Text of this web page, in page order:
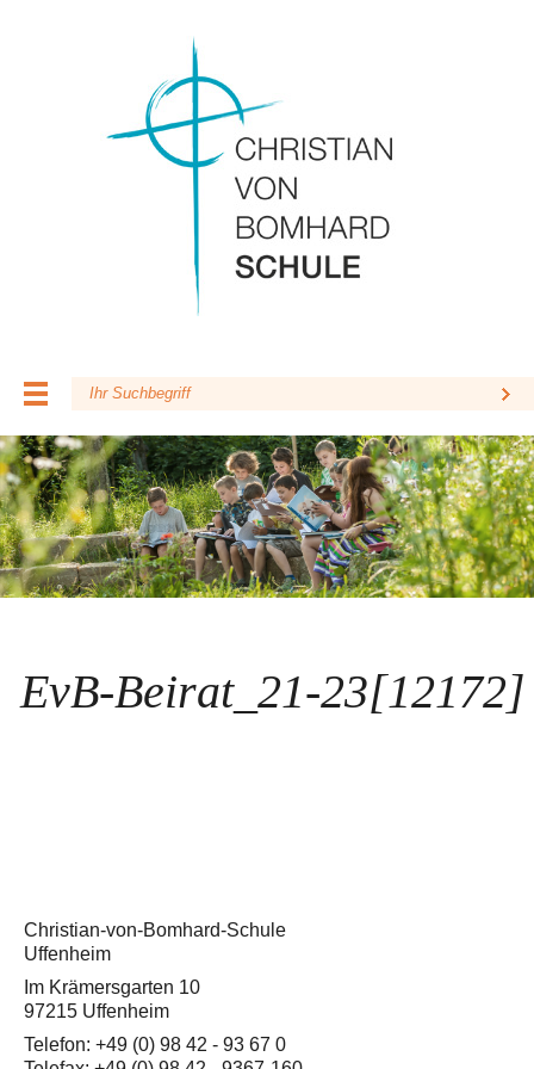
EvB-Beirat_21-23[12172]
Christian-von-Bomhard-Schule
Uffenheim
Im Krämersgarten 10
97215 Uffenheim
Telefon: +49 (0) 98 42 - 93 67 0